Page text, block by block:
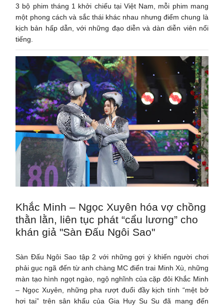
3 bộ phim tháng 1 khởi chiếu tại Việt Nam, mỗi phim mang
một phong cách và sắc thái khác nhau nhưng điểm chung là
kịch bản hấp dẫn, với những đạo diễn và dàn diễn viên nổi
tiếng.
Khắc Minh – Ngọc Xuyên hóa vợ chồng
thằn lằn, liên tục phát “cẩu lương” cho
khán giả "Sàn Đấu Ngôi Sao"
Sàn Đấu Ngôi Sao tập 2 với những gợi ý khiến người chơi
phải gục ngã đến từ anh chàng MC điển trai Minh Xù, những
màn tạo hình ngọt ngào, ngộ nghĩnh của cặp đôi Khắc Minh
– Ngọc Xuyên, những pha rượt đuổi đầy kịch tính “mệt bở
hơi tai” trên sân khấu của Gia Huy Su Su đã mang đến